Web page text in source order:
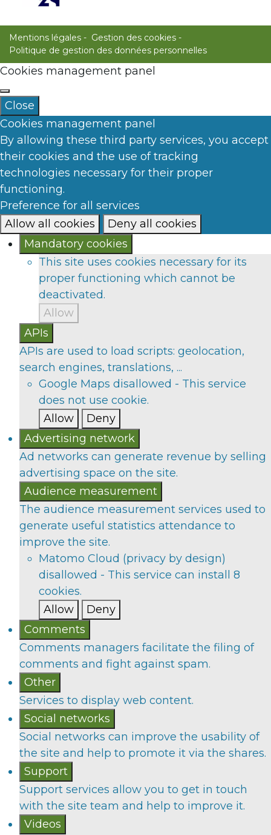
Mentions légales
Gestion des cookies
Politique de gestion des données personnelles
Cookies management panel
Close
Cookies management panel
By allowing these third party services, you accept
their cookies and the use of tracking
technologies necessary for their proper
functioning.
Preference for all services
Allow all cookies
Deny all cookies
Mandatory cookies
This site uses cookies necessary for its
proper functioning which cannot be
deactivated.
Allow
APIs
APIs are used to load scripts: geolocation,
search engines, translations, ...
Google Maps disallowed - This service
does not use cookie.
Allow
Deny
Advertising network
Ad networks can generate revenue by selling
advertising space on the site.
Audience measurement
The audience measurement services used to
generate useful statistics attendance to
improve the site.
Matomo Cloud (privacy by design)
disallowed - This service can install 8
cookies.
Allow
Deny
Comments
Comments managers facilitate the filing of
comments and fight against spam.
Other
Services to display web content.
Social networks
Social networks can improve the usability of
the site and help to promote it via the shares.
Support
Support services allow you to get in touch
with the site team and help to improve it.
Videos